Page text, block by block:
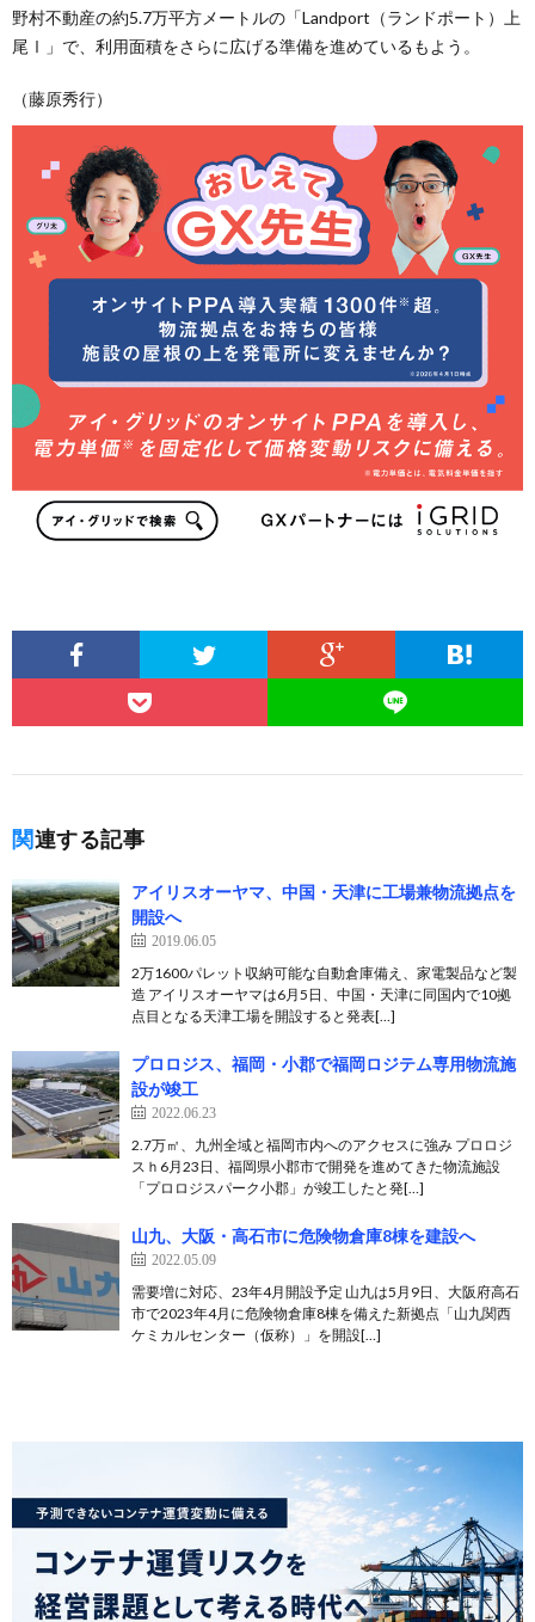
野村不動産の約5.7万平方メートルの「Landport（ランドポート）上
尾Ⅰ」で、利用面積をさらに広げる準備を進めているもよう。
（藤原秀行）
関連する記事
アイリスオーヤマ、中国・天津に工場兼物流拠点を
開設へ
2019.06.05
2万1600パレット収納可能な自動倉庫備え、家電製品など製
造 アイリスオーヤマは6月5日、中国・天津に同国内で10拠
点目となる天津工場を開設すると発表[…]
プロロジス、福岡・小郡で福岡ロジテム専用物流施
設が竣工
2022.06.23
2.7万㎡、九州全域と福岡市内へのアクセスに強み プロロジ
スｈ6月23日、福岡県小郡市で開発を進めてきた物流施設
「プロロジスパーク小郡」が竣工したと発[…]
山九、大阪・高石市に危険物倉庫8棟を建設へ
2022.05.09
需要増に対応、23年4月開設予定 山九は5月9日、大阪府高石
市で2023年4月に危険物倉庫8棟を備えた新拠点「山九関西
ケミカルセンター（仮称）」を開設[…]